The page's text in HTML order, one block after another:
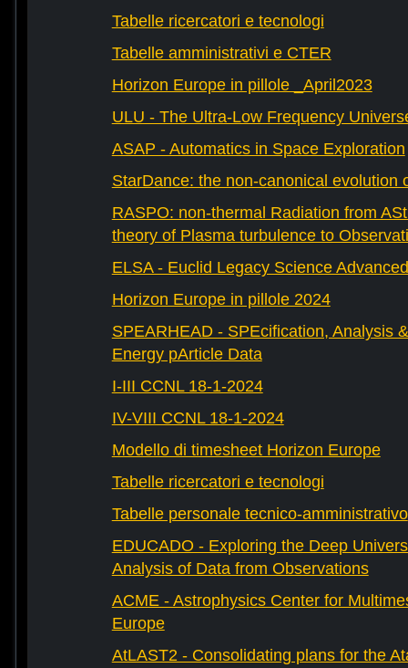
Tabelle ricercatori e tecnologi
Tabelle amministrativi e CTER
Horizon Europe in pillole _April2023
ULU - The Ultra-Low Frequency
ASAP - Automatics in Space Exploration
StarDance: the non-canonical evolution
RASPO: non-thermal Radiation from
theory of Plasma turbulence to
ELSA - Euclid Legacy Science
Horizon Europe in pillole 2024
SPEARHEAD - SPEcification, Analysis
Energy pArticle Data
I-III CCNL 18-1-2024
IV-VIII CCNL 18-1-2024
Modello di timesheet Horizon Europe
Tabelle ricercatori e tecnologi
Tabelle personale tecnico-amministrativo
EDUCADO - Exploring the Deep
Analysis of Data from Observations
ACME - Astrophysics Center for
Europe
AtLAST2 - Consolidating plans for the